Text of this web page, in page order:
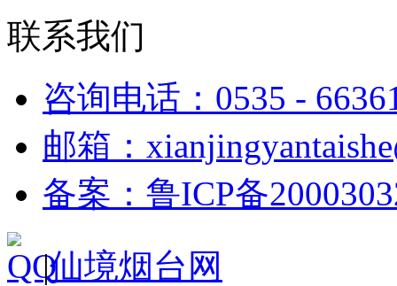
联系我们
咨询电话：0535 -
邮箱：
备案：鲁ICP备
|仙境烟台网